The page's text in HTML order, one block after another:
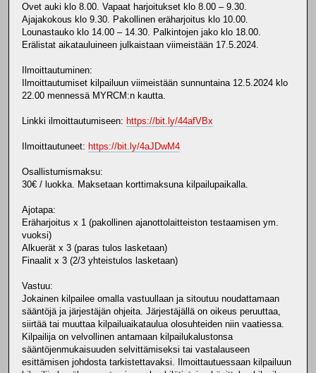
Ovet auki klo 8.00. Vapaat harjoitukset klo 8.00 – 9.30.
Ajajakokous klo 9.30. Pakollinen eräharjoitus klo 10.00.
Lounastauko klo 14.00 – 14.30. Palkintojen jako klo 18.00.
Erälistat aikatauluineen julkaistaan viimeistään 17.5.2024.
Ilmoittautuminen:
Ilmoittautumiset kilpailuun viimeistään sunnuntaina 12.5.2024 klo
22.00 mennessä MYRCM:n kautta.
Linkki ilmoittautumiseen: https://bit.ly/44afVBx
Ilmoittautuneet: https://bit.ly/4aJDwM4
Osallistumismaksu:
30€ / luokka. Maksetaan korttimaksuna kilpailupaikalla.
Ajotapa:
Eräharjoitus x 1 (pakollinen ajanottolaitteiston testaamisen ym.
vuoksi)
Alkuerät x 3 (paras tulos lasketaan)
Finaalit x 3 (2/3 yhteistulos lasketaan)
Vastuu:
Jokainen kilpailee omalla vastuullaan ja sitoutuu noudattamaan
sääntöjä ja järjestäjän ohjeita. Järjestäjällä on oikeus peruuttaa,
siirtää tai muuttaa kilpailuaikataulua olosuhteiden niin vaatiessa.
Kilpailija on velvollinen antamaan kilpailukalustonsa
sääntöjenmukaisuuden selvittämiseksi tai vastalauseen
esittämisen johdosta tarkistettavaksi. Ilmoittautuessaan kilpailuun